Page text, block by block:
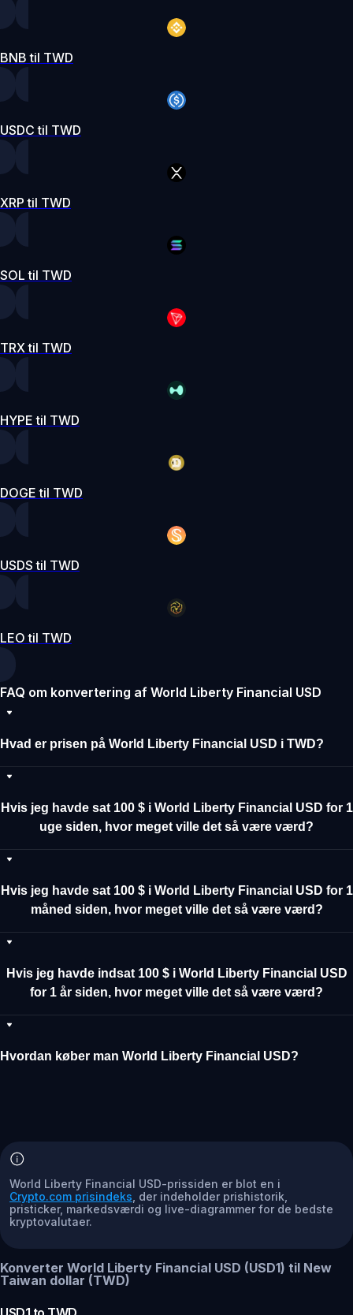
BNB til TWD
USDC til TWD
XRP til TWD
SOL til TWD
TRX til TWD
HYPE til TWD
DOGE til TWD
USDS til TWD
LEO til TWD
FAQ om konvertering af World Liberty Financial USD
Hvad er prisen på World Liberty Financial USD i TWD?
Hvis jeg havde sat 100 $ i World Liberty Financial USD for 1
uge siden, hvor meget ville det så være værd?
Hvis jeg havde sat 100 $ i World Liberty Financial USD for 1
måned siden, hvor meget ville det så være værd?
Hvis jeg havde indsat 100 $ i World Liberty Financial USD
for 1 år siden, hvor meget ville det så være værd?
Hvordan køber man World Liberty Financial USD?
World Liberty Financial USD-prissiden er blot en i
Crypto.com prisindeks , der indeholder prishistorik,
pristicker, markedsværdi og live-diagrammer for de bedste
kryptovalutaer.
Konverter World Liberty Financial USD (USD1) til New
Taiwan dollar (TWD)